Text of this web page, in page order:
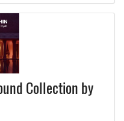
Collection by